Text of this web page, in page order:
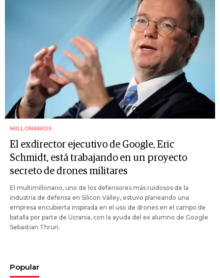
MILLONARIOS
El exdirector ejecutivo de Google, Eric
Schmidt, está trabajando en un proyecto
secreto de drones militares
El multimillonario, uno de los defensores más ruidosos de la
industria de defensa en Silicon Valley, estuvo planeando una
empresa encubierta inspirada en el uso de drones en el campo de
batalla por parte de Ucrania, con la ayuda del ex alumno de Google
Sebastian Thrun.
Popular